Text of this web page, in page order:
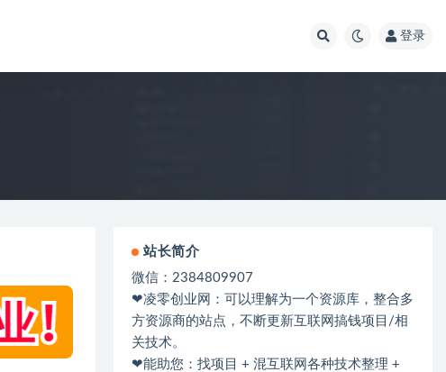
登录
站长简介
微信：2384809907
❤凌零创业网：可以理解为一个资源库，整合多
方资源商的站点，不断更新互联网搞钱项目/相
关技术。
❤能助您：找项目 + 混互联网各种技术整理 +